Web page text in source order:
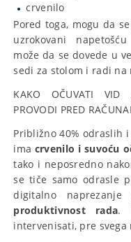
crvenilo
Pored toga, mogu da
uzrokovani
može da se dovede u
sedi za stolom i radi na
KAKO OČUVATI VID
PROVODI PRED
Približno 40% odraslih i
ima crvenilo i suvoću
tako i neposredno
se tiče samo odrasle
digitalno
produktivnost rada.
intervenisati, pre